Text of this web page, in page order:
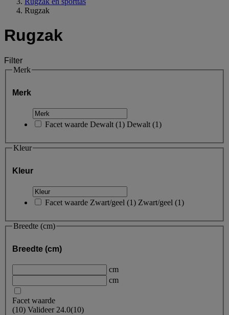
Rugzak
Rugzak
Filter
Merk
Merk
Facet waarde Dewalt (1) Dewalt (1)
Kleur
Kleur
Facet waarde Zwart/geel (1) Zwart/geel (1)
Breedte (cm)
Breedte (cm)
cm
cm
Facet waarde
(10) Valideer 24.0(10)